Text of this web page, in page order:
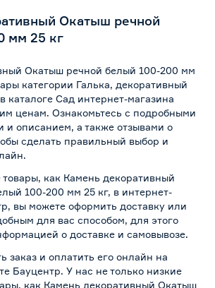
Окатыш речной
мм 25 кг
Окатыш речной белый 100-200 мм
категории Галька, декоративный
каталоге Сад интернет-магазина
ценам. Ознакомьтесь с подробными
и описанием, а также отзывами о
сделать правильный выбор и
товары, как Камень декоративный
100-200 мм 25 кг, в интернет-
вы можете оформить доставку или
для вас способом, для этого
о доставке и самовывозе.
заказ и оплатить его онлайн на
Бауцентр. У нас не только низкие
как Камень декоративный Окатыш